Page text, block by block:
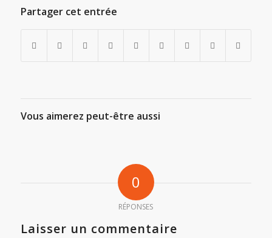
Partager cet entrée
Vous aimerez peut-être aussi
0
RÉPONSES
Laisser un commentaire